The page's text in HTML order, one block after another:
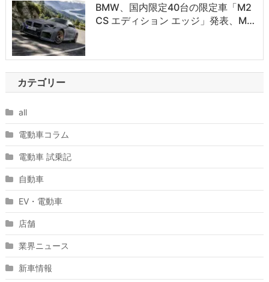
BMW、国内限定40台の限定車「M2
CS エディション エッジ」発表、M…
カテゴリー
all
電動車コラム
電動車 試乗記
自動車
EV・電動車
店舗
業界ニュース
新車情報